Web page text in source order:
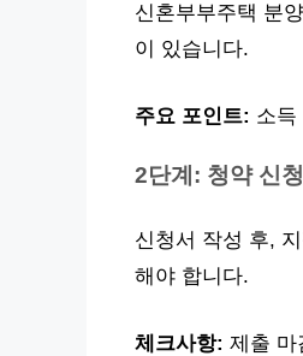
신혼부부주택 분
이 있습니다.
주요 포인트: 소득
2단계: 청약 신청
신청서 작성 후,
해야 합니다.
체크사항: 제출 마